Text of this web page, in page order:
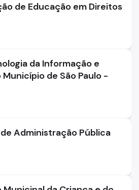
de Educação em Direitos
da Informação e
de São Paulo -
Administração Pública